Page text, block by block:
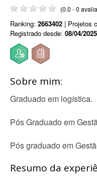
(0.0 - 0
Ranking: 2663402 | Projetos
Registrado desde: 08/04/2025
Sobre mim:
Graduado em logística.
Pós Graduado em
Pós graduado em
Resumo da